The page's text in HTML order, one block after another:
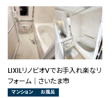
LIXILリノビオVでお手入れ楽なリ
フォーム│さいたま市
マンション お風呂